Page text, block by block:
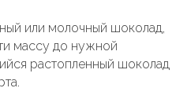
или молочный шоколад,
массу до нужной
растопленный шоколад